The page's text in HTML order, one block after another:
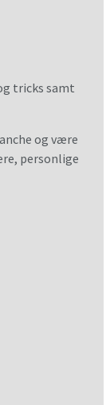
tricks samt
og være
personlige